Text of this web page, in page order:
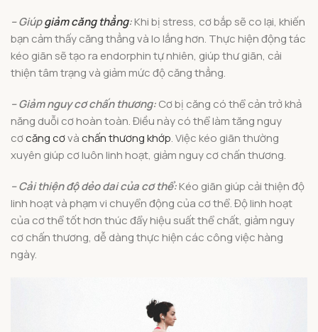
– Giúpgiảm căng thẳng:Khi bị stress, cơ bắp sẽ co lại, khiến
bạn cảm thấy căng thẳng và lo lắng hơn. Thực hiện động tác
kéo giãn sẽ tạo ra endorphin tự nhiên, giúp thư giãn, cải
thiện tâm trạng và giảm mức độ căng thẳng.
– Giảm nguy cơ chấn thương:Cơ bị căng có thể cản trở khả
năng duỗi cơ hoàn toàn. Điều này có thể làm tăng nguy
cơcăng cơvàchấn thương khớp. Việc kéo giãn thường
xuyên giúp cơ luôn linh hoạt, giảm nguy cơ chấn thương.
– Cải thiện độ dẻo dai của cơ thể:Kéo giãn giúp cải thiện độ
linh hoạt và phạm vi chuyển động của cơ thể. Độ linh hoạt
của cơ thể tốt hơn thúc đẩy hiệu suất thể chất, giảm nguy
cơ chấn thương, dễ dàng thực hiện các công việc hàng
ngày.